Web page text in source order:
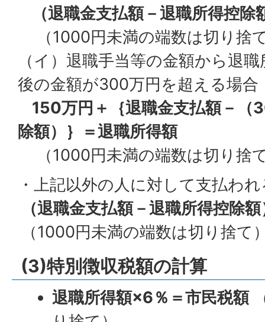
（退職金支払額－退職所得控除
（1000円未満の端数は切り捨
（イ）退職手当等の金額から退
後の金額が300万円を超える場合
150万円＋｛退職金支払額－（
除額）｝＝退職所得額
（1000円未満の端数は切り捨
・上記以外の人に対して支払わ
（退職金支払額－退職所得控除
（1000円未満の端数は切り捨て
(3)特別徴収税額の計算
退職所得額×6％＝市民税額